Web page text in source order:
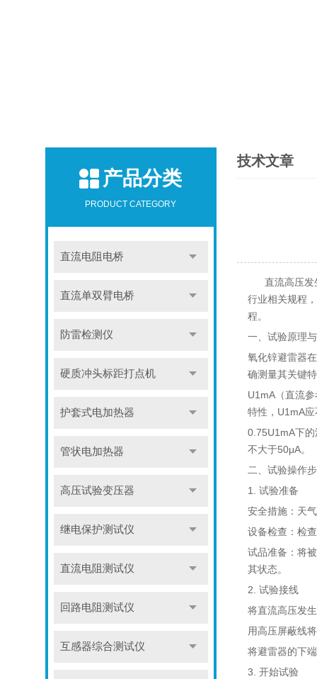
产品分类
PRODUCT CATEGORY
直流电阻电桥
直流单双臂电桥
防雷检测仪
硬质冲头标距打点机
护套式电加热器
管状电加热器
高压试验变压器
继电保护测试仪
直流电阻测试仪
回路电阻测试仪
互感器综合测试仪
技术文章
直流高压发生
行业相关规程
程。
一、试验原理
氧化锌避雷器
确测量其关键
U1mA（直流
特性，U1mA
0.75U1mA下
不大于50μA。
二、试验操作
1. 试验准备
安全措施：天
设备检查：检
试品准备：将
其状态。
2. 试验接线
将直流高压发
用高压屏蔽线
将避雷器的下
3. 开始试验